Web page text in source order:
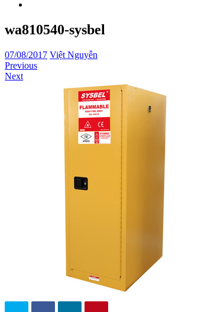
wa810540-sysbel
07/08/2017 Việt Nguyễn
Previous
Next